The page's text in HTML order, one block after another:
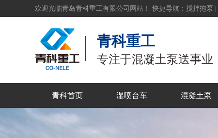
欢迎光临青岛青科重工有限公司网站！ 快捷导航： 搅拌拖泵
青科重工
专注于混凝土泵送事业
青科首页 湿喷台车 混凝土泵